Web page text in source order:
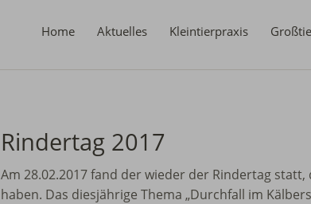
Home Aktuelles Kleintierpraxis
Rindertag 2017
Am 28.02.2017 fand der wieder der Rindertag
haben. Das diesjährige Thema „Durchfall im